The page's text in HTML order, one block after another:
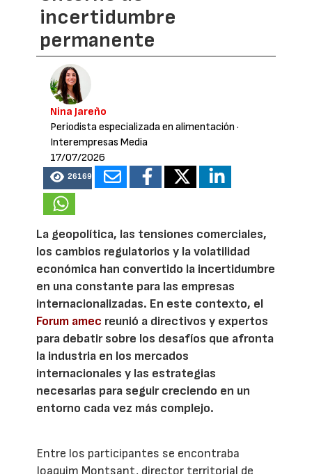
incertidumbre
permanente
Nina Jareño
Periodista especializada en alimentación ·
Interempresas Media
17/07/2026
26169
La geopolítica, las tensiones comerciales,
los cambios regulatorios y la volatilidad
económica han convertido la incertidumbre
en una constante para las empresas
internacionalizadas. En este contexto, el
Forum amec reunió a directivos y expertos
para debatir sobre los desafíos que afronta
la industria en los mercados
internacionales y las estrategias
necesarias para seguir creciendo en un
entorno cada vez más complejo.
Entre los participantes se encontraba
Joaquim Montsant, director territorial de